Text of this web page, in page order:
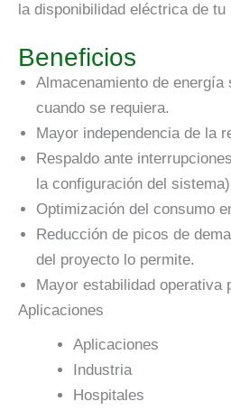
la disponibilidad eléctrica de tu
Beneficios
Almacenamiento de
cuando se requiera.
Mayor independencia de la
Respaldo ante
la configuración del
Optimización del consumo
Reducción de picos de
del proyecto lo permite.
Mayor estabilidad operativa
Aplicaciones
Aplicaciones
Industria
Hospitales